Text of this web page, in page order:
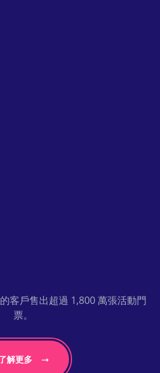
客戶售出超過 1,800 萬張活動門
票。
解更多